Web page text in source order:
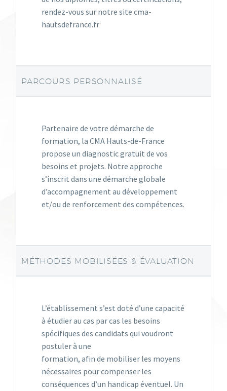
rendez-vous sur notre site cma-
hautsdefrance.fr
PARCOURS PERSONNALISÉ
Partenaire de votre démarche de
formation, la CMA Hauts-de-France
propose un diagnostic gratuit de vos
besoins et projets. Notre approche
s’inscrit dans une démarche globale
d’accompagnement au développement
et/ou de renforcement des compétences.
MÉTHODES MOBILISÉES & ÉVALUATION
L’établissement s’est doté d’une capacité
à étudier au cas par cas les besoins
spécifiques des candidats qui voudront
postuler à une
formation, afin de mobiliser les moyens
nécessaires pour compenser les
conséquences d’un handicap éventuel. Un